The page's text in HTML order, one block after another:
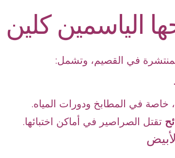
الياسمين كلين
في القصيم، وتشمل:
في المطابخ ودورات المياه.
تقتل الصراصير في أماكن اختبائها.